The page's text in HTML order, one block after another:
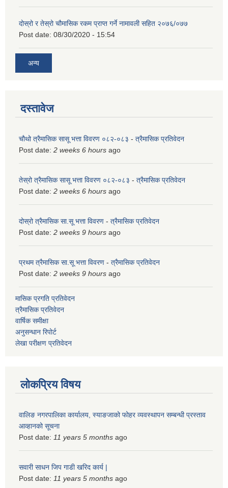
दोस्रो र तेस्रो चौमासिक रकम प्राप्त गर्ने नामावली सहित २०७६/०७७
Post date: 08/30/2020 - 15:54
अन्य
दस्तावेज
चौथो त्रैमासिक सासू भत्ता विवरण ०८२-०८३ - त्रैमासिक प्रतिवेदन
Post date: 2 weeks 6 hours ago
तेस्रो त्रैमासिक सासू भत्ता विवरण ०८२-०८३ - त्रैमासिक प्रतिवेदन
Post date: 2 weeks 6 hours ago
दोस्रो त्रैमासिक सा.सू भत्ता विवरण - त्रैमासिक प्रतिवेदन
Post date: 2 weeks 9 hours ago
प्रथम त्रैमासिक सा.सू भत्ता विवरण - त्रैमासिक प्रतिवेदन
Post date: 2 weeks 9 hours ago
मासिक प्रगति प्रतिवेदन
त्रैमासिक प्रतिवेदन
वार्षिक समीक्षा
अनुसन्धान रिपोर्ट
लेखा परीक्षण प्रतिवेदन
लोकप्रिय विषय
वालिङ नगरपालिका कार्यालय, स्याङजाको फोहर व्यवस्थापन सम्बन्धी प्रस्ताव
आव्हानको सूचना
Post date: 11 years 5 months ago
सवारी साधन जिप गाडी खरिद कार्य |
Post date: 11 years 5 months ago